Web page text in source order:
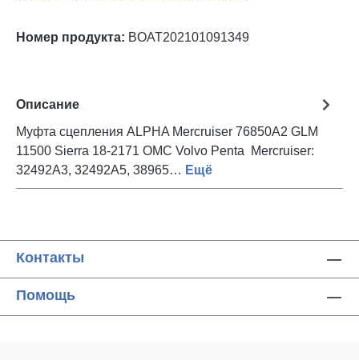
Номер продукта: BOAT202101091349
Описание
Mуфта сцепления ALPHA Mercruiser 76850A2 GLM
11500 Sierra 18-2171 OMC Volvo Penta Mercruiser:
32492A3, 32492A5, 38965… Ещё
Контакты
Помощь